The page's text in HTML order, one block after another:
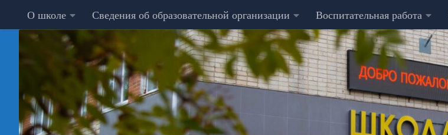
Перейти к содержимому
О школе Сведения об образовательной организации Воспитательная работа